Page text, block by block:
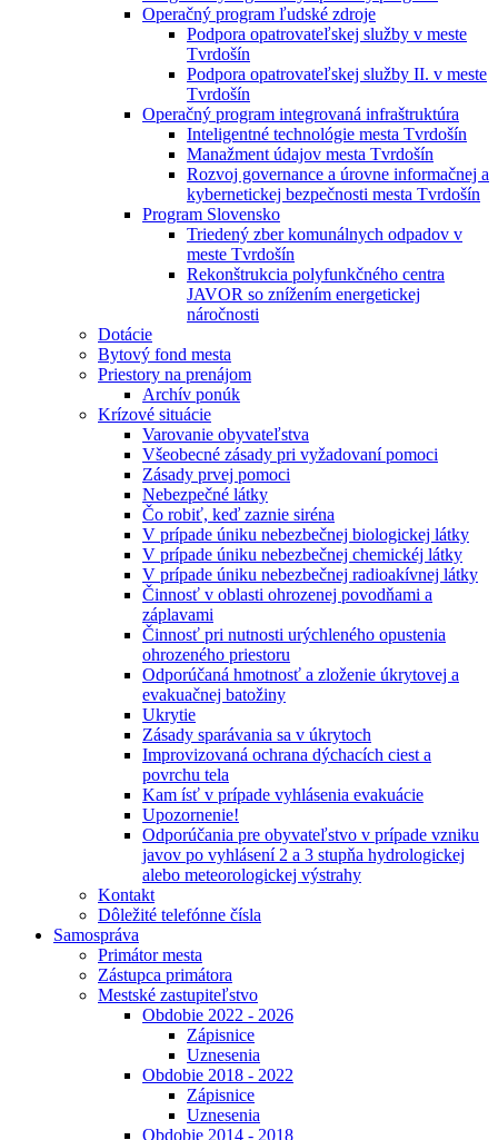
Operačný program ľudské zdroje
Podpora opatrovateľskej služby v meste
Tvrdošín
Podpora opatrovateľskej služby II. v meste
Tvrdošín
Operačný program integrovaná infraštruktúra
Inteligentné technológie mesta Tvrdošín
Manažment údajov mesta Tvrdošín
Rozvoj governance a úrovne informačnej a
kybernetickej bezpečnosti mesta Tvrdošín
Program Slovensko
Triedený zber komunálnych odpadov v
meste Tvrdošín
Rekonštrukcia polyfunkčného centra
JAVOR so znížením energetickej
náročnosti
Dotácie
Bytový fond mesta
Priestory na prenájom
Archív ponúk
Krízové situácie
Varovanie obyvateľstva
Všeobecné zásady pri vyžadovaní pomoci
Zásady prvej pomoci
Nebezpečné látky
Čo robiť, keď zaznie siréna
V prípade úniku nebezbečnej biologickej látky
V prípade úniku nebezbečnej chemickéj látky
V prípade úniku nebezbečnej radioakívnej látky
Činnosť v oblasti ohrozenej povodňami a
záplavami
Činnosť pri nutnosti urýchleného opustenia
ohrozeného priestoru
Odporúčaná hmotnosť a zloženie úkrytovej a
evakuačnej batožiny
Ukrytie
Zásady sparávania sa v úkrytoch
Improvizovaná ochrana dýchacích ciest a
povrchu tela
Kam ísť v prípade vyhlásenia evakuácie
Upozornenie!
Odporúčania pre obyvateľstvo v prípade vzniku
javov po vyhlásení 2 a 3 stupňa hydrologickej
alebo meteorologickej výstrahy
Kontakt
Dôležité telefónne čísla
Samospráva
Primátor mesta
Zástupca primátora
Mestské zastupiteľstvo
Obdobie 2022 - 2026
Zápisnice
Uznesenia
Obdobie 2018 - 2022
Zápisnice
Uznesenia
Obdobie 2014 - 2018